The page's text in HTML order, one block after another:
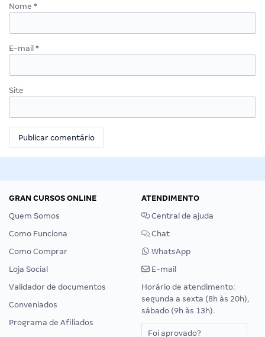
Nome *
E-mail *
Site
GRAN CURSOS ONLINE
Quem Somos
Como Funciona
Como Comprar
Loja Social
Validador de documentos
Conveniados
Programa de Afiliados
ATENDIMENTO
Central de ajuda
Chat
WhatsApp
E-mail
Horário de atendimento:
segunda a sexta (8h às 20h),
sábado (9h às 13h).
Foi aprovado?